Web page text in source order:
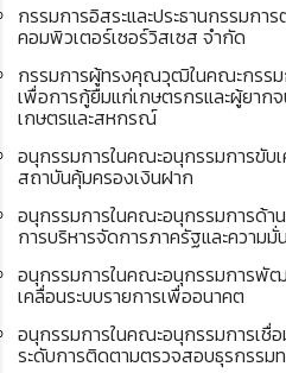
กรรมการอิสระและประธานกรรมกา
คอมพิวเตอร์เซอร์วิสเซส จำกัด
กรรมการผู้ทรงคุณวุฒิในคณะกรรม
เพื่อการกู้ยืมแก่เกษตรกรและผู้ยาก
เกษตรและสหกรณ์
อนุกรรมการในคณะอนุกรรมการขับ
สถาบันคุ้มครองเงินฝาก
อนุกรรมการในคณะอนุกรรมการด้
การบริหารจัดการภาครัฐและความมั่
อนุกรรมการในคณะอนุกรรมการพัฒ
เคลื่อนระบบรายการเพื่ออนาคต
อนุกรรมการในคณะอนุกรรมการเชื่
ระดับการติดตามตรวจสอบธุรกรรม